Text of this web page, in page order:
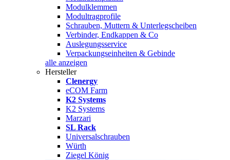
Modulklemmen
Modultragprofile
Schrauben, Muttern & Unterlegscheiben
Verbinder, Endkappen & Co
Auslegungsservice
Verpackungseinheiten & Gebinde
alle anzeigen
Hersteller
Clenergy
eCOM Farm
K2 Systems
K2 Systems
Marzari
SL Rack
Universalschrauben
Würth
Ziegel König